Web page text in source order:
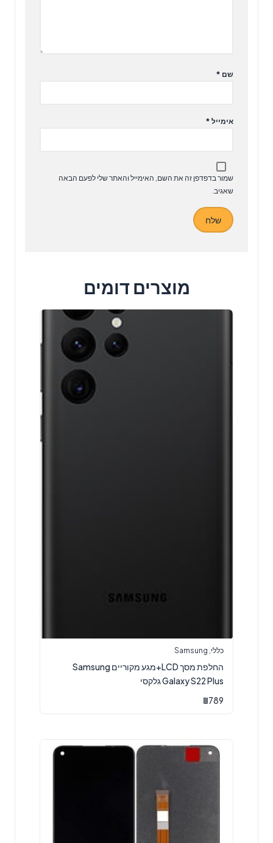
שם *
אימייל *
שמור בדפדפן זה את השם, האימייל והאתר שלי לפעם הבאה
שאגיב.
מוצרים דומים
כללי,
Samsung
החלפת מסך LCD+מגע מקוריים Samsung
Galaxy S22 Plus גלקסי
₪789